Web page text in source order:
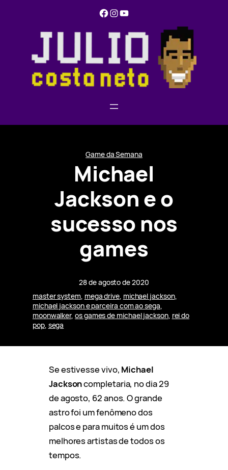
Facebook Instagram YouTube
Game da Semana
Michael
Jackson e o
sucesso nos
games
28 de agosto de 2020
master system, mega drive, michael jackson
michael jackson e parceira com ao sega
moonwalker, os games de michael jackson, rei do
pop, sega
Se estivesse vivo, Michael
Jacksoncompletaria, no dia 29
de agosto, 62 anos. O grande
astro foi um fenômeno dos
palcos e para muitos é um dos
melhores artistas de todos os
tempos.